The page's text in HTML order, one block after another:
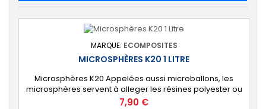
MARQUE: ECOMPOSITES
MICROSPHÈRES K20 1 LITRE
Microsphères K20 Appelées aussi microballons, les
microsphères servent à alleger les résines polyester ou
époxy. Conditionnement 1 Litre.
Prix
7,90 €